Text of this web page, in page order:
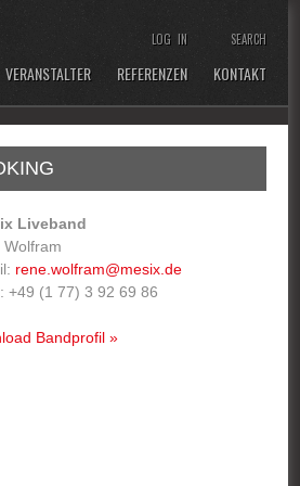
LOG IN SEARCH
REFERENZEN KONTAKT
Liveband
Wolfram
rene.wolfram@mesix.de
+49 (1 77) 3 92 69 86
Bandprofil »